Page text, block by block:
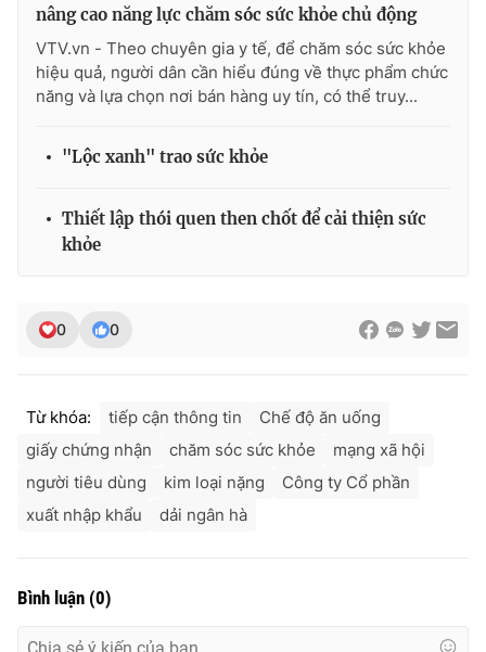
nâng cao năng lực chăm sóc sức khỏe chủ động
VTV.vn - Theo chuyên gia y tế, để chăm sóc sức khỏe
hiệu quả, người dân cần hiểu đúng về thực phẩm chức
năng và lựa chọn nơi bán hàng uy tín, có thể truy...
"Lộc xanh" trao sức khỏe
Thiết lập thói quen then chốt để cải thiện sức
khỏe
0 0
Từ khóa: tiếp cận thông tin
Chế độ ăn uống
giấy chứng nhận
chăm sóc sức khỏe
mạng xã hội
người tiêu dùng
kim loại nặng
Công ty Cổ phần
xuất nhập khẩu
dải ngân hà
Bình luận (0)